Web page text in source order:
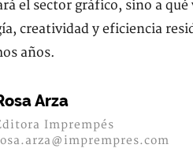
el sector gráfico, sino a qué
creatividad y eficiencia
años.
Arza
Imprempés